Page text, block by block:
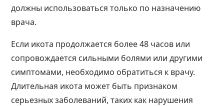
должны использоваться только по назначению
врача.
Если икота продолжается более 48 часов или
сопровождается сильными болями или другими
симптомами, необходимо обратиться к врачу.
Длительная икота может быть признаком
серьезных заболеваний, таких как нарушения